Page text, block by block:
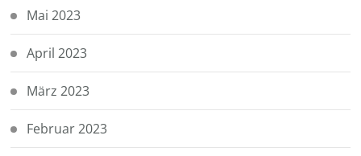
Mai 2023
April 2023
März 2023
Februar 2023